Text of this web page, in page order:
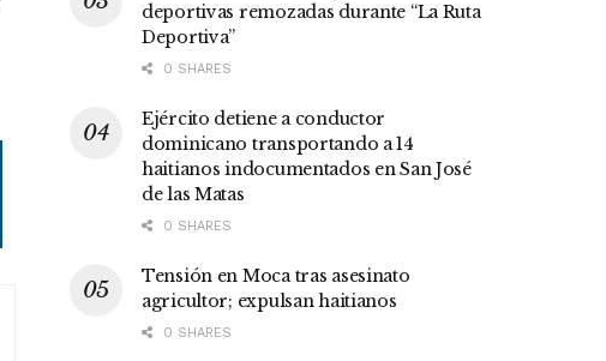
deportivas remozadas durante “La Ruta
Deportiva”
0 SHARES
Ejército detiene a conductor
dominicano transportando a 14
haitianos indocumentados en San José
de las Matas
0 SHARES
Tensión en Moca tras asesinato
agricultor; expulsan haitianos
0 SHARES